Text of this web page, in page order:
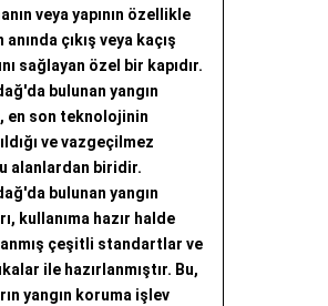
veya yapının özellikle
anında çıkış veya kaçış
sağlayan özel bir kapıdır.
bulunan yangın
en son teknolojinin
ve vazgeçilmez
alanlardan biridir.
bulunan yangın
kullanıma hazır halde
çeşitli standartlar ve
ile hazırlanmıştır. Bu,
yangın koruma işlev